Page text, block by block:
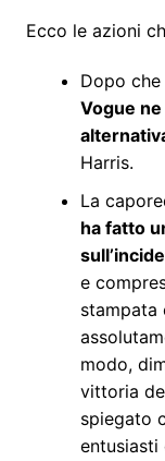
Ecco le azioni
Dopo
Vogue
Harris.
La
ha fatto
e
stampata
modo,
vittoria
spiegato
entusiasti